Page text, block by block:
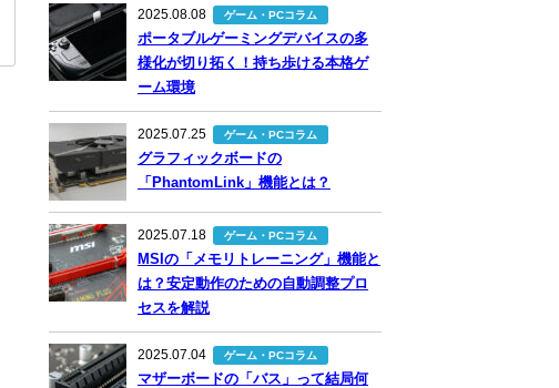
2025.08.08 ゲーム・PCコラム
ポータブルゲーミングデバイスの多
様化が切り拓く！持ち歩ける本格ゲ
ーム環境
2025.07.25 ゲーム・PCコラム
グラフィックボードの
「PhantomLink」機能とは？
2025.07.18 ゲーム・PCコラム
MSIの「メモリトレーニング」機能と
は？安定動作のための自動調整プロ
セスを解説
2025.07.04 ゲーム・PCコラム
マザーボードの「バス」って結局何